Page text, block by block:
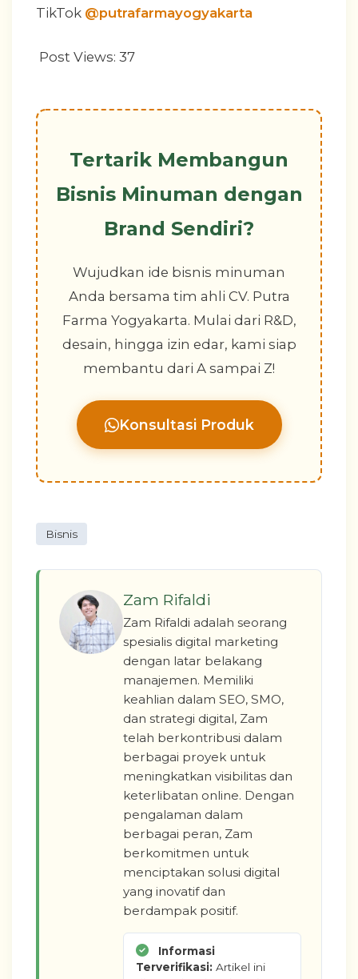
TikTok @putrafarmayogyakarta
Post Views: 37
Tertarik Membangun
Bisnis Minuman dengan
Brand Sendiri?
Wujudkan ide bisnis minuman
Anda bersama tim ahli CV. Putra
Farma Yogyakarta. Mulai dari R&D,
desain, hingga izin edar, kami siap
membantu dari A sampai Z!
Konsultasi Produk
Bisnis
Zam Rifaldi
Zam Rifaldi adalah seorang
spesialis digital marketing
dengan latar belakang
manajemen. Memiliki
keahlian dalam SEO, SMO,
dan strategi digital, Zam
telah berkontribusi dalam
berbagai proyek untuk
meningkatkan visibilitas dan
keterlibatan online. Dengan
pengalaman dalam
berbagai peran, Zam
berkomitmen untuk
menciptakan solusi digital
yang inovatif dan
berdampak positif.
Informasi
Terverifikasi: Artikel ini